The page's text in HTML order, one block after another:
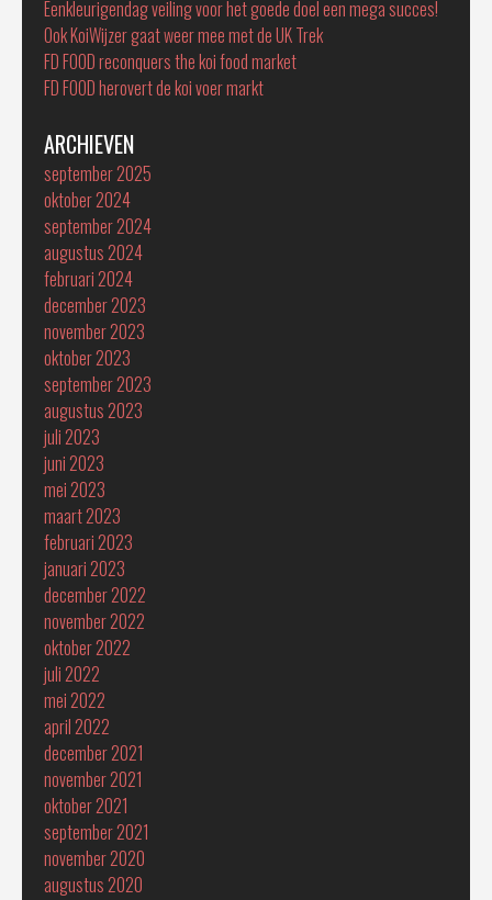
Eenkleurigendag veiling voor het goede doel een mega succes!
Ook KoiWijzer gaat weer mee met de UK Trek
FD FOOD reconquers the koi food market
FD FOOD herovert de koi voer markt
ARCHIEVEN
september 2025
oktober 2024
september 2024
augustus 2024
februari 2024
december 2023
november 2023
oktober 2023
september 2023
augustus 2023
juli 2023
juni 2023
mei 2023
maart 2023
februari 2023
januari 2023
december 2022
november 2022
oktober 2022
juli 2022
mei 2022
april 2022
december 2021
november 2021
oktober 2021
september 2021
november 2020
augustus 2020